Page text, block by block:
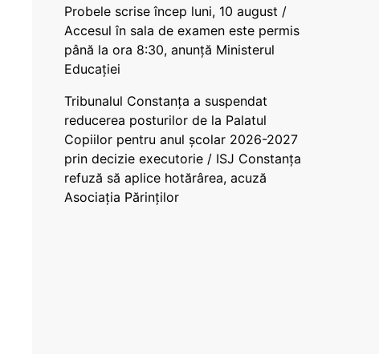
Probele scrise încep luni, 10 august /
Accesul în sala de examen este permis
până la ora 8:30, anunță Ministerul
Educației
Tribunalul Constanța a suspendat
reducerea posturilor de la Palatul
Copiilor pentru anul școlar 2026-2027
prin decizie executorie / ISJ Constanța
refuză să aplice hotărârea, acuză
Asociația Părinților